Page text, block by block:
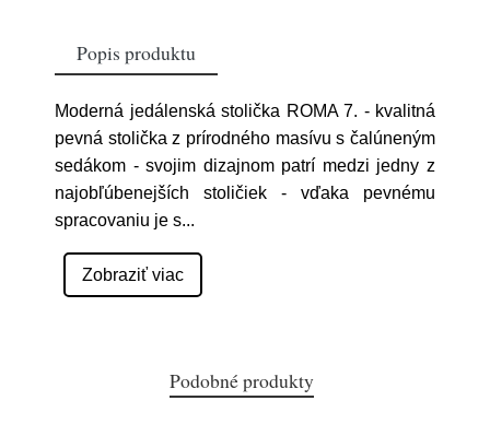
Popis produktu
Moderná jedálenská stolička ROMA 7. - kvalitná
pevná stolička z prírodného masívu s čalúneným
sedákom - svojim dizajnom patrí medzi jedny z
najobľúbenejších stoličiek - vďaka pevnému
spracovaniu je s...
Zobraziť viac
Podobné produkty